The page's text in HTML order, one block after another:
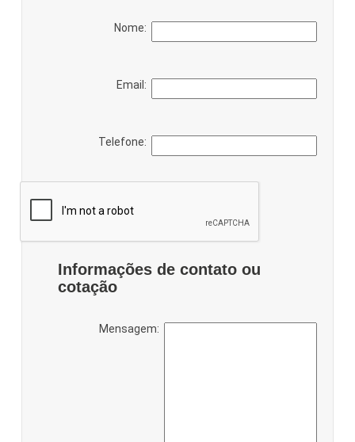
Nome:
Email:
Telefone:
Informações de contato ou
cotação
Mensagem: